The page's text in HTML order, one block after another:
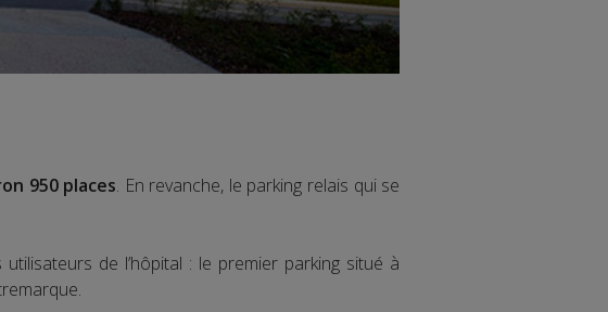
950 places. En revanche, le parking relais qui se
de l’hôpital : le premier parking situé à